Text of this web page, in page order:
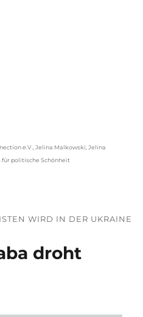
unter dem Deckmantel der
e.V. ,Jelina Malkowski ,Jelina
für politische Schönheit
WIRD IN DER UKRAINE
droht